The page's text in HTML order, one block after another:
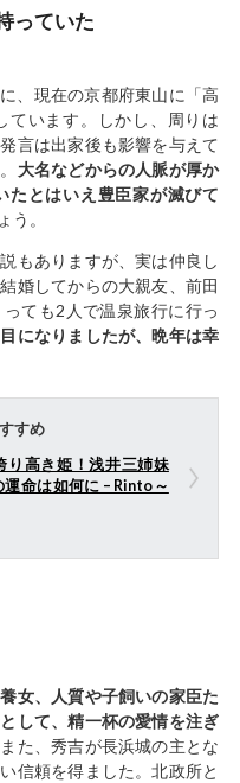
っていた
、現在の京都府東山に「高
ています。しかし、周りは
言は出家後も影響を与えて
大名などからの人脈が厚か
たとはいえ豊臣家が滅びて
う。
もありますが、実は仲良し
婚してからの大親友、前田
ても2人で温泉旅行に行っ
になりましたが、晩年は幸
すめ
り高き姫！浅井三姉妹
命は如何に – Rinto～
女、人質や子飼いの家臣た
して、精一杯の愛情を注ぎ
また、秀吉が長浜城の主とな
信頼を得ました。北政所と